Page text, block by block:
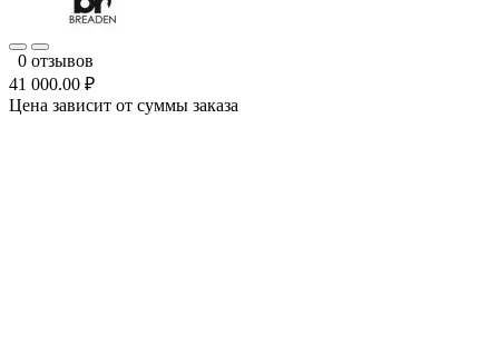
0 отзывов
41 000.00 ₽
Цена зависит от суммы заказа